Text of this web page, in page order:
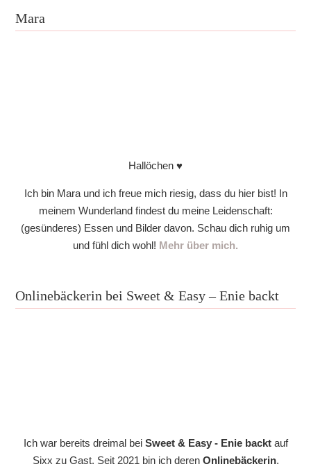
Mara
Hallöchen ♥
Ich bin Mara und ich freue mich riesig, dass du hier bist! In
meinem Wunderland findest du meine Leidenschaft:
(gesünderes) Essen und Bilder davon. Schau dich ruhig um
und fühl dich wohl! Mehr über mich.
Onlinebäckerin bei Sweet & Easy – Enie backt
Ich war bereits dreimal bei Sweet & Easy - Enie backtauf
Sixx zu Gast. Seit 2021 bin ich deren Onlinebäckerin.